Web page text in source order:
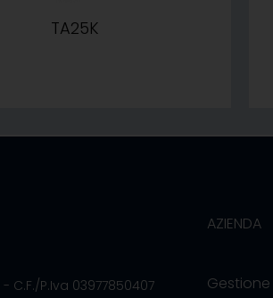
TA25K
- C.F./P.Iva 03977850407
AZIENDA